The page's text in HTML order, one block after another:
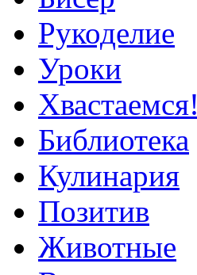
Рукоделие
Уроки
Хвастаемся!
Библиотека
Кулинария
Позитив
Животные